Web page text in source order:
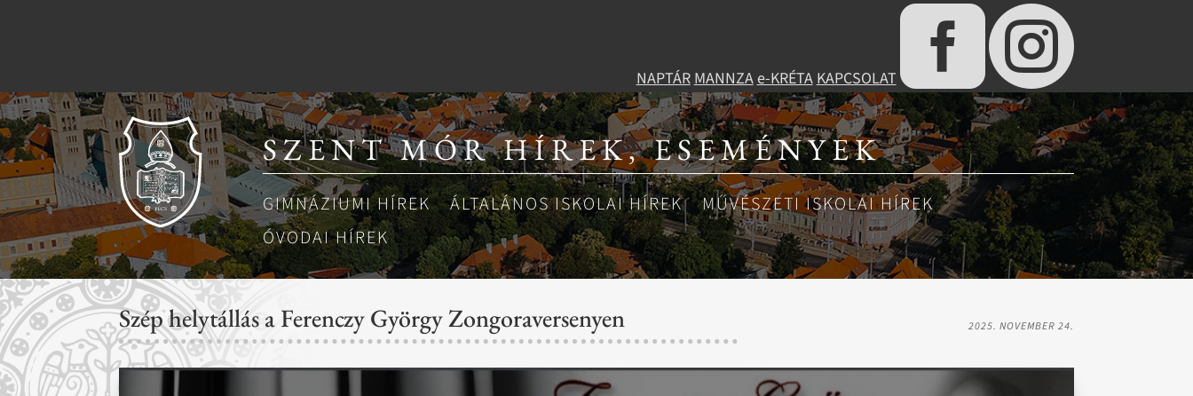
NAPTÁRMANNZAe-KRÉTAKAPCSOLAT
SZENT MÓR HÍREK, ESEMÉNYEK
GIMNÁZIUMI HÍREK ÁLTALÁNOS ISKOLAI HÍREK
MŰVÉSZETI ISKOLAI HÍREK
ÓVODAI HÍREK
Szép helytállás a Ferenczy György Zongoraversenyen 2025. NOVEMBER 24.